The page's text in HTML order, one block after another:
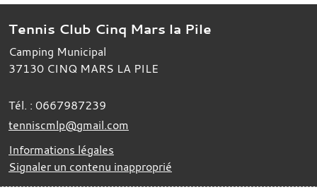
Tennis Club Cinq Mars la Pile
Camping Municipal
37130 CINQ MARS LA PILE
Tél. : 0667987239
tenniscmlp@gmail.com
Informations légales
Signaler un contenu inapproprié